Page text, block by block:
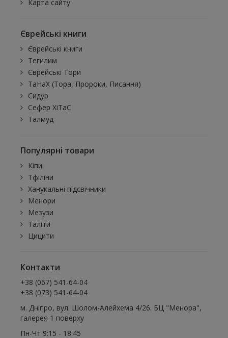
Карта сайту
Єврейські книги
Єврейські книги
Тегилим
Єврейські Тори
ТаНаХ (Тора, Пророки, Писання)
Сидур
Сефер ХіТаС
Талмуд
Популярні товари
Кіпи
Тфіліни
Ханукальні підсвічники
Менори
Мезузи
Таліти
Цицити
Контакти
+38 (067) 541-64-04
+38 (073) 541-64-04
м. Дніпро, вул. Шолом-Алейхема 4/26. БЦ "Менора",
галерея 1 поверху
Пн-Чт 9:15 - 18:45